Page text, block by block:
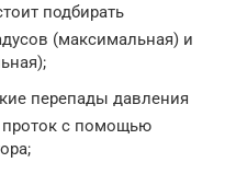
подбирать
(максимальная) и
перепады давления
проток с помощью